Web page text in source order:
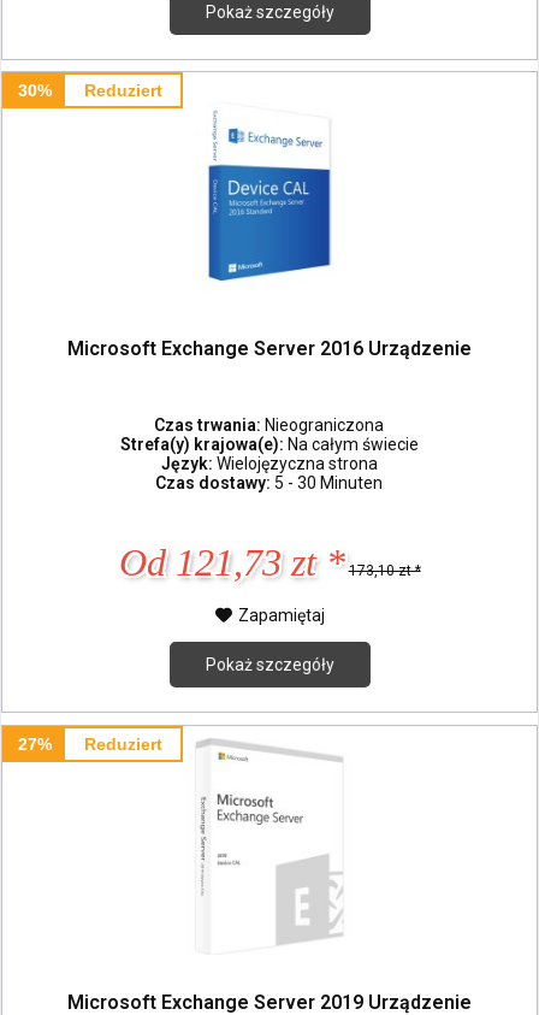
Pokaż szczegóły
30% Reduziert
Microsoft Exchange Server 2016 Urządzenie
Czas trwania: Nieograniczona
Strefa(y) krajowa(e): Na całym świecie
Język: Wielojęzyczna strona
Czas dostawy: 5 - 30 Minuten
Od 121,73 zt * 173,10 zt *
Zapamiętaj
Pokaż szczegóły
27% Reduziert
Microsoft Exchange Server 2019 Urządzenie